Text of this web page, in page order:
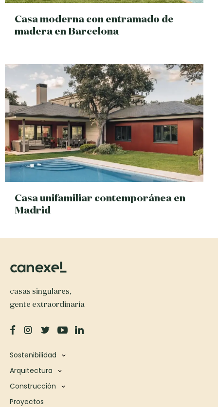
Casa moderna con entramado de
madera en Barcelona
Casa unifamiliar contemporánea en
Madrid
casas singulares,
gente extraordinaria
Sostenibilidad
Arquitectura
Construcción
Proyectos